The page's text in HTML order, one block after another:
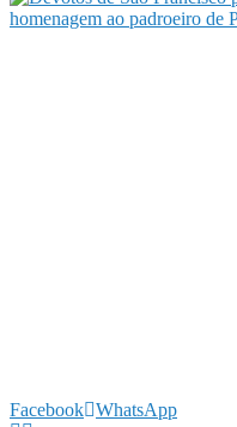
Facebook WhatsApp